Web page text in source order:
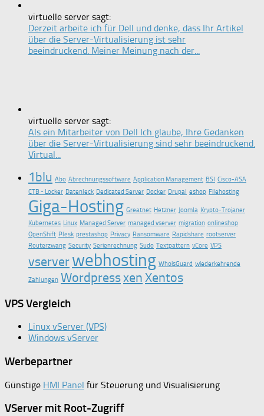
virtuelle server sagt:
Derzeit arbeite ich für Dell und denke, dass Ihr Artikel
über die Server-Virtualisierung ist sehr
beeindruckend. Meiner Meinung nach der...
virtuelle server sagt:
Als ein Mitarbeiter von Dell Ich glaube, Ihre Gedanken
über die Server-Virtualisierung sind sehr beeindruckend.
Virtual...
1blu Abo Abrechnungssoftware Application Management BSI Cisco-ASA
CTB - Locker Datenleck Dedicated Server Docker Drupal eshop Filehosting
Giga-Hosting Greatnet Hetzner Joomla Krypto-Trojaner
Kubernetes Linux Managed Server managed vserver migration onlineshop
OpenShift Plesk prestashop Privacy Ransomware Rapidshare rootserver
Routerzwang Security Serienrechnung Sudo Textpattern vCore VPS
vserverwebhosting WhoisGuard wiederkehrende
Zahlungen WordpressxenXentos
VPS Vergleich
Linux vServer (VPS)
Windows vServer
Werbepartner
Günstige HMI Panel für Steuerung und Visualisierung
VServer mit Root-Zugriff